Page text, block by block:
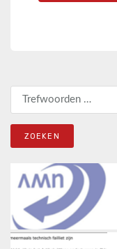
Zoeken naar: